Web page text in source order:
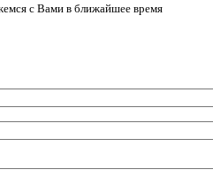
с Вами в ближайшее время